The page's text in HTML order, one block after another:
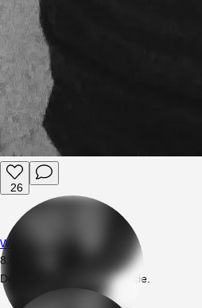
26
Wrednotta
8.08.2021
Dodał nowe prywatne zdjęcie.